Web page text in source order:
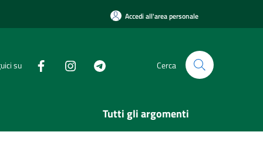
Accedi all'area personale
su Cerca
Tutti gli argomenti